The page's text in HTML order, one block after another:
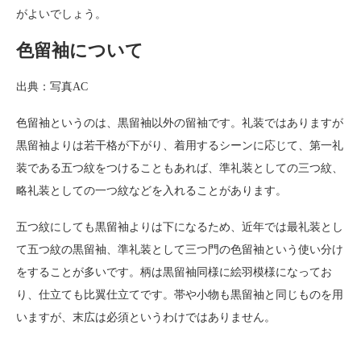
がよいでしょう。
色留袖について
出典：写真AC
色留袖というのは、黒留袖以外の留袖です。礼装ではありますが
黒留袖よりは若干格が下がり、着用するシーンに応じて、第一礼
装である五つ紋をつけることもあれば、準礼装としての三つ紋、
略礼装としての一つ紋などを入れることがあります。
五つ紋にしても黒留袖よりは下になるため、近年では最礼装とし
て五つ紋の黒留袖、準礼装として三つ門の色留袖という使い分け
をすることが多いです。柄は黒留袖同様に絵羽模様になってお
り、仕立ても比翼仕立てです。帯や小物も黒留袖と同じものを用
いますが、末広は必須というわけではありません。